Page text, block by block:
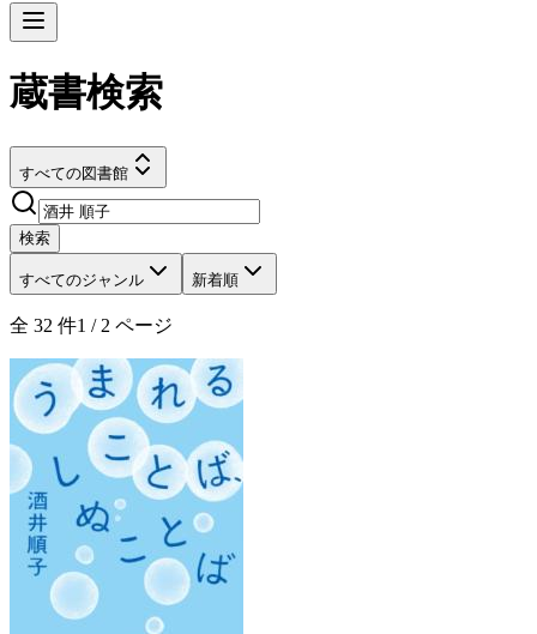
蔵書検索
すべての図書館
検索
すべてのジャンル 新着順
全 32 件1 / 2 ページ